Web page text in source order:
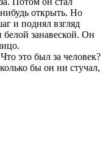
открыть. Но
и поднял взгляд
занавеской. Он
это был за человек?
бы он ни стучал,